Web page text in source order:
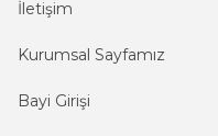
İletişim
Kurumsal Sayfamız
Bayi Girişi